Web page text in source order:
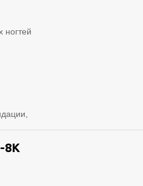
ногтей
8К